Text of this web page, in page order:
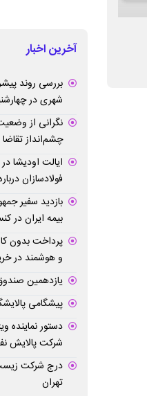
نامه فروختآخرین اخبار
بررسی روند
شهری در
نگرانی از
چشم‌انداز تقاضا
ایالت اودیشا
فولادسازان
بازدید سفیر
بیمه ایران در
پرداخت بدون
و هوشمند در
یازدهمین
پیشگامی
دستور نماینده
شرکت پالایش
درج شرکت
تهران